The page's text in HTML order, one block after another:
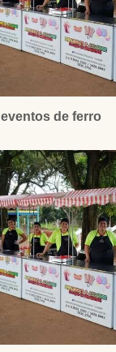
de ferro